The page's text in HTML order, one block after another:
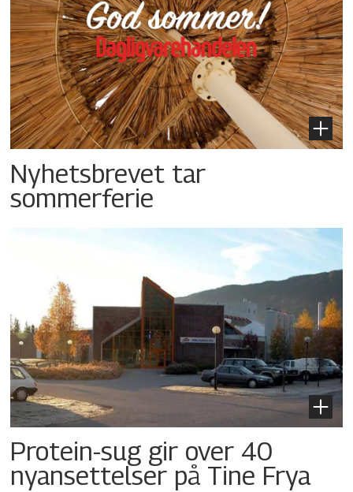
Nyhetsbrevet tar
sommerferie
Protein-sug gir over 40
nyansettelser på Tine Frya